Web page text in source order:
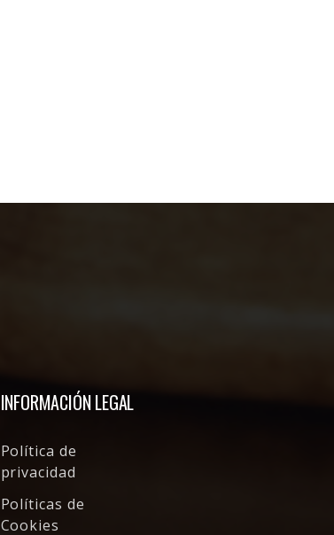
INFORMACIÓN LEGAL
Política de
privacidad
Políticas de
Cookies